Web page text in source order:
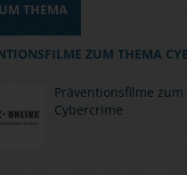
THEMA
ZUM THEMA
Präventionsfilme zum
Cybercrime